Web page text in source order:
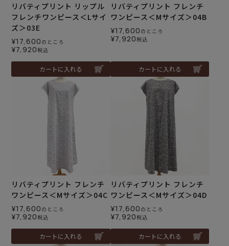
リバティプリント リップル
フレンチワンピース＜Lサイ
ズ＞03E
¥17,600 のところ
¥7,920税込
カートに入れる
リバティプリント フレンチ
ワンピース＜Mサイズ＞04B
¥17,600 のところ
¥7,920税込
カートに入れる
リバティプリント フレンチ
ワンピース＜Mサイズ＞04C
¥17,600 のところ
¥7,920税込
カートに入れる
リバティプリント フレンチ
ワンピース＜Mサイズ＞04D
¥17,600 のところ
¥7,920税込
カートに入れる